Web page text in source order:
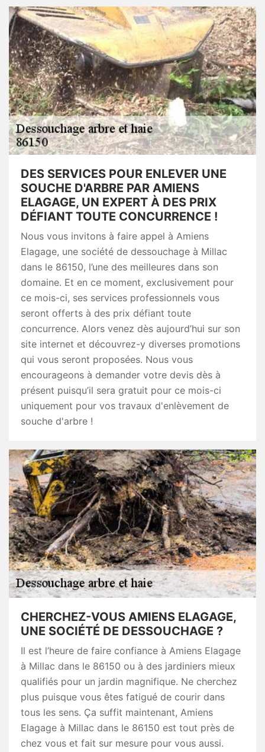
DES SERVICES POUR ENLEVER UNE
SOUCHE D'ARBRE PAR AMIENS
ELAGAGE, UN EXPERT À DES PRIX
DÉFIANT TOUTE CONCURRENCE !
Nous vous invitons à faire appel à Amiens
Elagage, une société de dessouchage à Millac
dans le 86150, l’une des meilleures dans son
domaine. Et en ce moment, exclusivement pour
ce mois-ci, ses services professionnels vous
seront offerts à des prix défiant toute
concurrence. Alors venez dès aujourd’hui sur son
site internet et découvrez-y diverses promotions
qui vous seront proposées. Nous vous
encourageons à demander votre devis dès à
présent puisqu’il sera gratuit pour ce mois-ci
uniquement pour vos travaux d'enlèvement de
souche d'arbre !
CHERCHEZ-VOUS AMIENS ELAGAGE,
UNE SOCIÉTÉ DE DESSOUCHAGE ?
Il est l’heure de faire confiance à Amiens Elagage
à Millac dans le 86150 ou à des jardiniers mieux
qualifiés pour un jardin magnifique. Ne cherchez
plus puisque vous êtes fatigué de courir dans
tous les sens. Ça suffit maintenant, Amiens
Elagage à Millac dans le 86150 est tout près de
chez vous et fait sur mesure pour vous aussi.